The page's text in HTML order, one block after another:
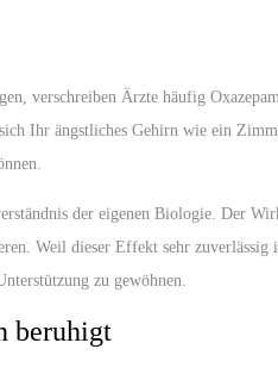
verschreiben Ärzte häufig
Ihr ängstliches Gehirn wie ein
der eigenen Biologie. Der
Weil dieser Effekt sehr zuverlässig
zu gewöhnen.
beruhigt